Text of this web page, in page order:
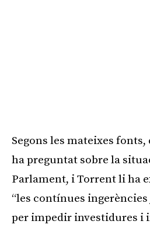
Segons les mateixes
ha preguntat sobre la
Parlament, i Torrent li ha
“les contínues
per impedir investidures i